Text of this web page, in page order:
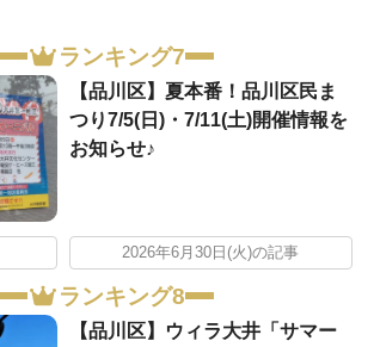
ランキング7
【品川区】夏本番！品川区民ま
つり7/5(日)・7/11(土)開催情報を
お知らせ♪
2026年6月30日(火)の記事
ランキング8
【品川区】ウィラ大井「サマー